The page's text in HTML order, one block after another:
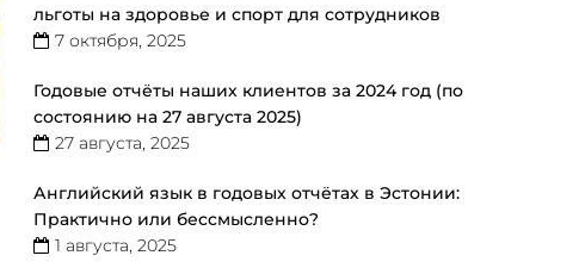
льготы на здоровье и спорт для сотрудников
7 октября, 2025
Годовые отчёты наших клиентов за 2024 год (по
состоянию на 27 августа 2025)
27 августа, 2025
Английский язык в годовых отчётах в Эстонии:
Практично или бессмысленно?
1 августа, 2025